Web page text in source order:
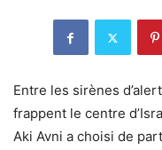
Entre les sirènes
frappent le centre
Aki Avni a choisi de